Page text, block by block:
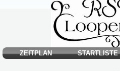
ZEITPLAN STARTLISTE